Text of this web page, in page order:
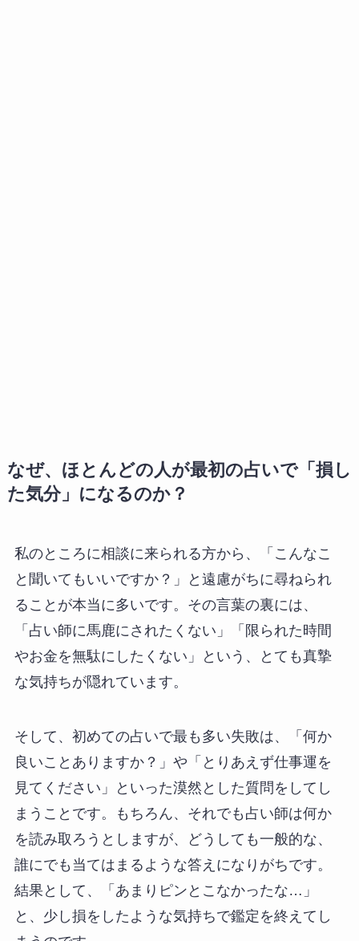
なぜ、ほとんどの人が最初の占いで「損し
た気分」になるのか？
私のところに相談に来られる方から、「こんなこ
と聞いてもいいですか？」と遠慮がちに尋ねられ
ることが本当に多いです。その言葉の裏には、
「占い師に馬鹿にされたくない」「限られた時間
やお金を無駄にしたくない」という、とても真摯
な気持ちが隠れています。
そして、初めての占いで最も多い失敗は、「何か
良いことありますか？」や「とりあえず仕事運を
見てください」といった漠然とした質問をしてし
まうことです。もちろん、それでも占い師は何か
を読み取ろうとしますが、どうしても一般的な、
誰にでも当てはまるような答えになりがちです。
結果として、「あまりピンとこなかったな…」
と、少し損をしたような気持ちで鑑定を終えてし